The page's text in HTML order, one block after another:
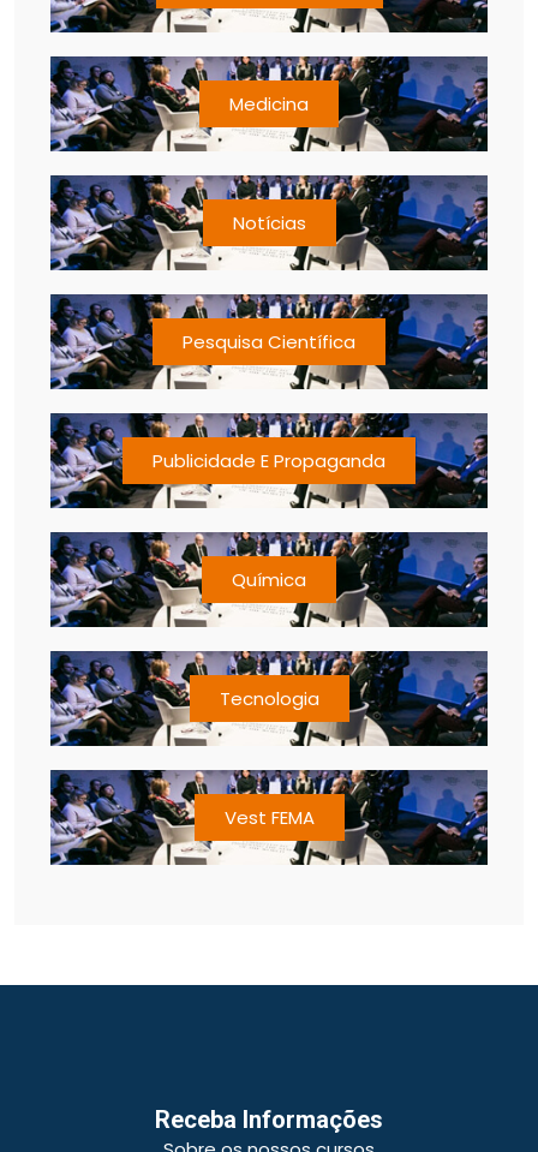
Medicina
Notícias
Pesquisa Científica
Publicidade E Propaganda
Química
Tecnologia
Vest FEMA
Receba Informações